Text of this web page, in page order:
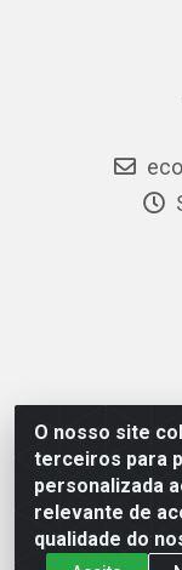
O nosso site
terceiros para
personalizada
relevante de
qualidade do
Cescom
Quartel,